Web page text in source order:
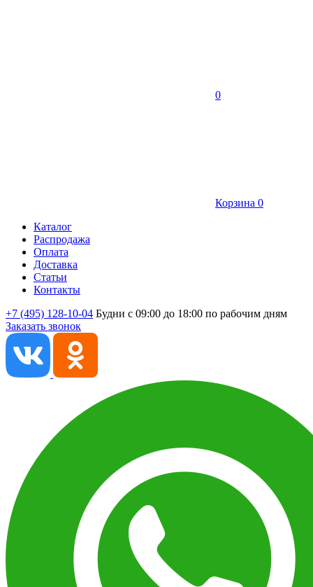
0
Корзина 0
Каталог
Распродажа
Оплата
Доставка
Статьи
Контакты
+7 (495) 128-10-04 Будни с 09:00 до 18:00 по рабочим дням
Заказать звонок